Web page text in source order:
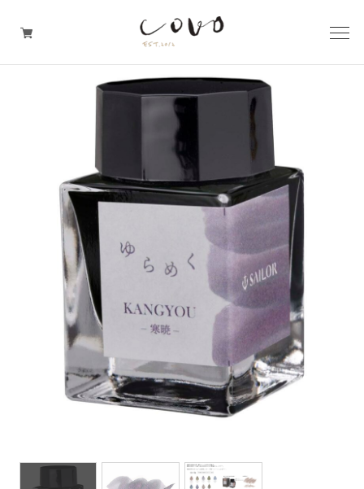
TRAVELER'S notebook
covo design
その他の暮らしの道具
ガレージセール